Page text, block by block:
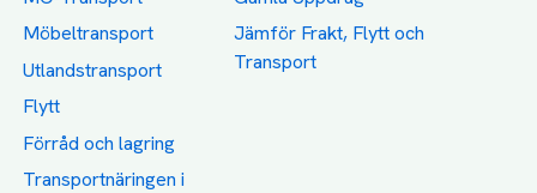
Möbeltransport
Utlandstransport
Flytt
Förråd och lagring
Transportnäringen i
Jämför Frakt, Flytt och
Transport